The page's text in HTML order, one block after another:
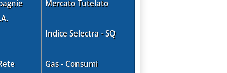
Mercato Tutelato
Indice Selectra - SQ
Gas - Consumi